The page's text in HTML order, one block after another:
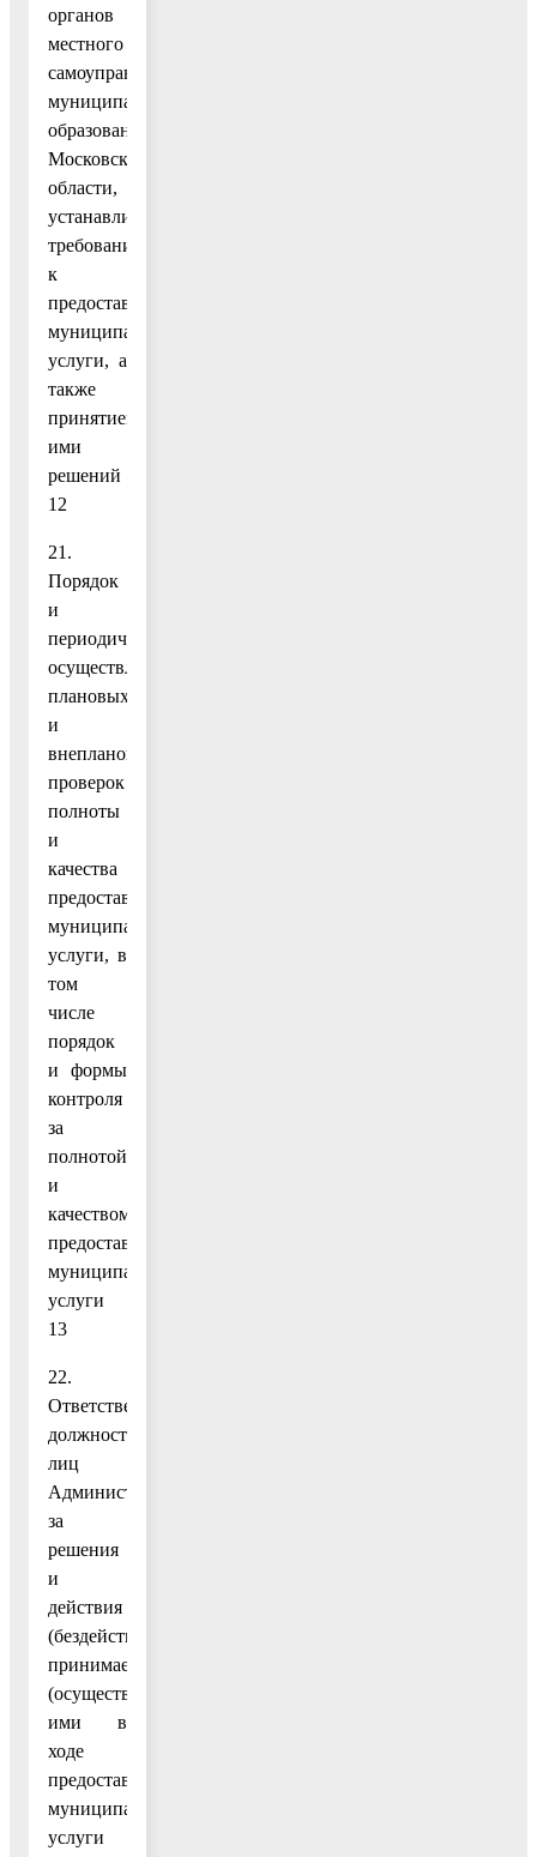
органов
местного
самоуправления
муниципального
образования
Московской
области,
устанавливающих
требования
к
предоставлению
муниципальной
услуги, а
также
принятием
ими
решений
12
21.
Порядок
и
периодичность
осуществления
плановых
и
внеплановых
проверок
полноты
и
качества
предоставления
муниципальной
услуги, в
том
числе
порядок
и формы
контроля
за
полнотой
и
качеством
предоставления
муниципальной
услуги
13
22.
Ответственность
должностных
лиц
Администрации
за
решения
и
действия
(бездействие),
принимаемые
(осуществляемые)
ими в
ходе
предоставления
муниципальной
услуги